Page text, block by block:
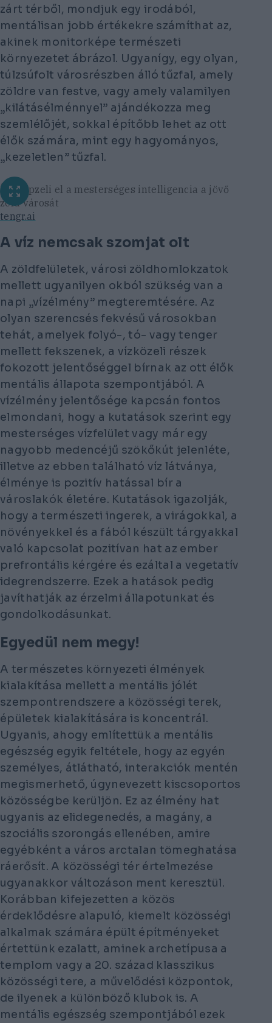
zárt térből, mondjuk egy irodából,
mentálisan jobb értékekre számíthat az,
akinek monitorképe természeti
környezetet ábrázol. Ugyanígy, egy olyan,
túlzsúfolt városrészben álló tűzfal, amely
zöldre van festve, vagy amely valamilyen
„kilátásélménnyel” ajándékozza meg
szemlélőjét, sokkal építőbb lehet az ott
élők számára, mint egy hagyományos,
„kezeletlen” tűzfal.
Így képzeli el a mesterséges intelligencia a jövő
zöld városát
tengr.ai
A víz nemcsak szomjat olt
A zöldfelületek, városi zöldhomlokzatok
mellett ugyanilyen okból szükség van a
napi „vízélmény” megteremtésére. Az
olyan szerencsés fekvésű városokban
tehát, amelyek folyó-, tó- vagy tenger
mellett fekszenek, a vízközeli részek
fokozott jelentőséggel bírnak az ott élők
mentális állapota szempontjából. A
vízélmény jelentősége kapcsán fontos
elmondani, hogy a kutatások szerint egy
mesterséges vízfelület vagy már egy
nagyobb medencéjű szökőkút jelenléte,
illetve az ebben található víz látványa,
élménye is pozitív hatással bír a
városlakók életére. Kutatások igazolják,
hogy a természeti ingerek, a virágokkal, a
növényekkel és a fából készült tárgyakkal
való kapcsolat pozitívan hat az ember
prefrontális kérgére és ezáltal a vegetatív
idegrendszerre. Ezek a hatások pedig
javíthatják az érzelmi állapotunkat és
gondolkodásunkat.
Egyedül nem megy!
A természetes környezeti élmények
kialakítása mellett a mentális jólét
szempontrendszere a közösségi terek,
épületek kialakítására is koncentrál.
Ugyanis, ahogy említettük a mentális
egészség egyik feltétele, hogy az egyén
személyes, átlátható, interakciók mentén
megismerhető, úgynevezett kiscsoportos
közösségbe kerüljön. Ez az élmény hat
ugyanis az elidegenedés, a magány, a
szociális szorongás ellenében, amire
egyébként a város arctalan tömeghatása
ráerősít. A közösségi tér értelmezése
ugyanakkor változáson ment keresztül.
Korábban kifejezetten a közös
érdeklődésre alapuló, kiemelt közösségi
alkalmak számára épült építményeket
értettünk ezalatt, aminek archetípusa a
templom vagy a 20. század klasszikus
közösségi tere, a művelődési központok,
de ilyenek a különböző klubok is. A
mentális egészség szempontjából ezek